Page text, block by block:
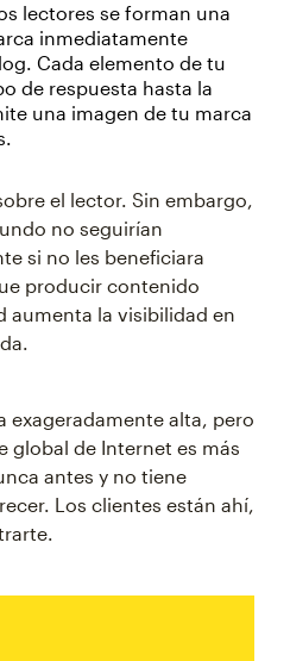
lectores se forman una
inmediatamente
Cada elemento de tu
de respuesta hasta la
una imagen de tu marca
el lector. Sin embargo,
no seguirían
si no les beneficiara
producir contenido
aumenta la visibilidad en
exageradamente alta, pero
global de Internet es más
antes y no tiene
Los clientes están ahí,